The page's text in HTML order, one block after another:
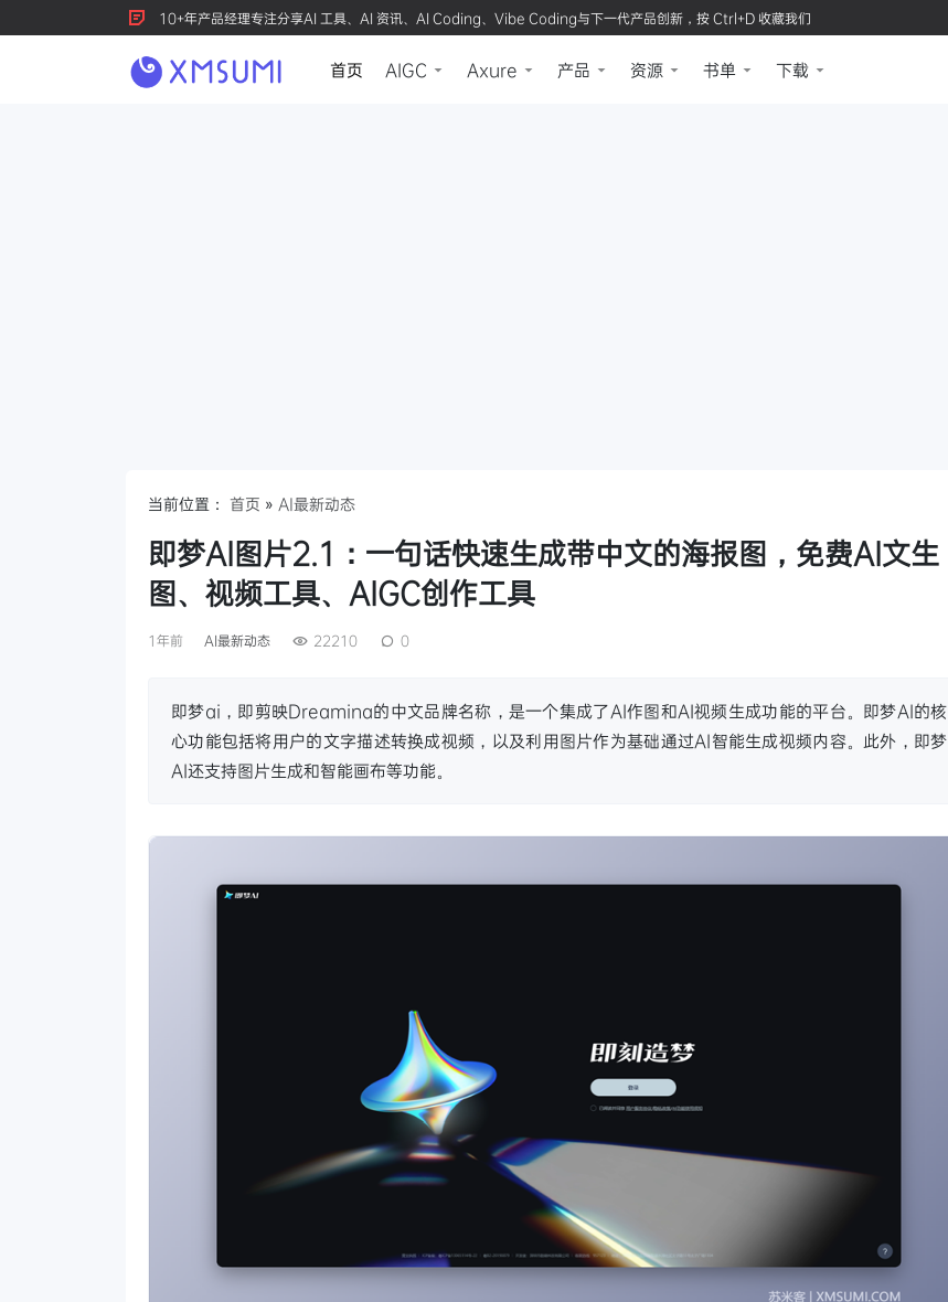
10+年产品经理专注分享AI 工具、AI 资讯、AI Coding、Vibe Coding与下一代产品创新，按 Ctrl+D 收藏我们
首页 AIGC Axure 产品 资源 书单 下载
当前位置： 首页 » AI最新动态
即梦AI图片2.1：一句话快速生成带中文的海报图，免费AI文生
图、视频工具、AIGC创作工具
1年前 AI最新动态 22210 0
即梦ai，即剪映Dreamina的中文品牌名称，是一个集成了AI作图和AI视频生成功能的平台。即梦AI的核
心功能包括将用户的文字描述转换成视频，以及利用图片作为基础通过AI智能生成视频内容。此外，即梦
AI还支持图片生成和智能画布等功能。